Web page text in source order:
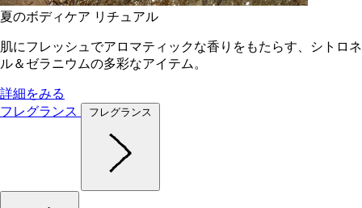
夏のボディケア リチュアル
肌にフレッシュでアロマティックな香りをもたらす、シトロネ
ル＆ゼラニウムの多彩なアイテム。
詳細をみる
フレグランス
フレグランス